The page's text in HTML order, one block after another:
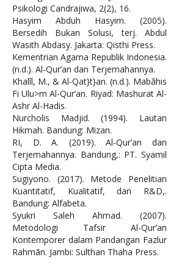
Psikologi Candrajiwa, 2(2), 16.
Hasyim Abduh Hasyim. (2005).
Bersedih Bukan Solusi, terj. Abdul
Wasith Abdasy. Jakarta: Qisthi Press.
Kementrian Agama Republik Indonesia.
(n.d.). Al-Qur’an dan Terjemahannya.
Khalîl, M., & Al-Qat}t}an. (n.d.). Mabãhis
Fi Ulu>m Al-Qur’an. Riyad: Mashurat Al-
Ashr Al-Hadis.
Nurcholis Madjid. (1994). Lautan
Hikmah. Bandung: Mizan.
RI, D. A. (2019). Al-Qur’an dan
Terjemahannya. Bandung,: PT. Syamil
Cipta Media.
Sugiyono. (2017). Metode Penelitian
Kuantitatif, Kualitatif, dan R&D,.
Bandung: Alfabeta.
Syukri Saleh Ahmad. (2007).
Metodologi Tafsir Al-Qur’an
Kontemporer dalam Pandangan Fazlur
Rahmãn. Jambi: Sulthan Thaha Press.